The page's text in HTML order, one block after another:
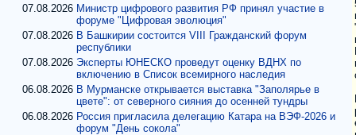
07.08.2026 Министр цифрового развития РФ принял участие в
форуме "Цифровая эволюция"
07.08.2026 В Башкирии состоится VIII Гражданский форум
республики
07.08.2026 Эксперты ЮНЕСКО проведут оценку ВДНХ по
включению в Список всемирного наследия
06.08.2026 В Мурманске открывается выставка "Заполярье в
цвете": от северного сияния до осенней тундры
06.08.2026 Россия пригласила делегацию Катара на ВЭФ-2026 и
форум "День сокола"